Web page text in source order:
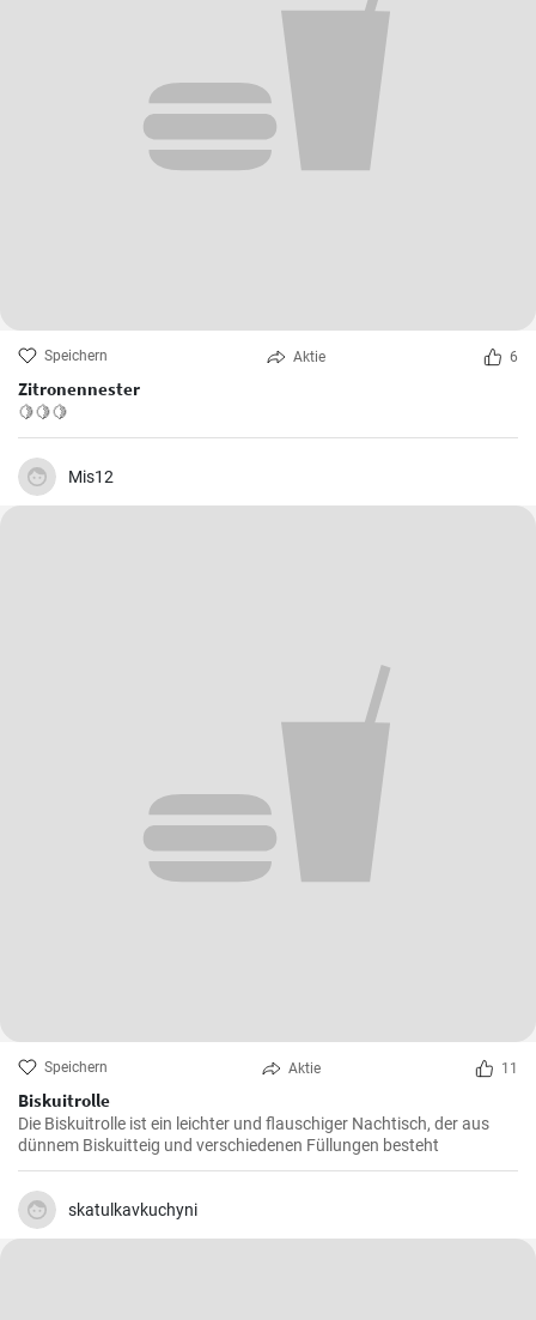
Speichern Aktie 6
Zitronennester
🍋🍋🍋
Mis12
Speichern Aktie 11
Biskuitrolle
Die Biskuitrolle ist ein leichter und flauschiger Nachtisch, der aus
dünnem Biskuitteig und verschiedenen Füllungen besteht
skatulkavkuchyni